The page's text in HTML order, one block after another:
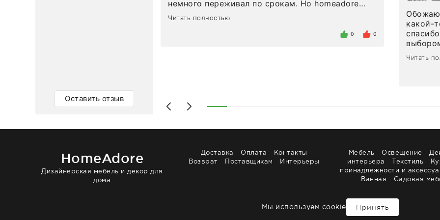
Оставить отзыв
немного переживал по срокам. Но homeadore
привезли ровно в определенное в договоре
время, без задержеки. Отдельно хочу отметить
Выглядит в интерьере ровно так, как хотел. Ещё
раз - большая благодарность сотрудникам
Читать полностью
0 0
Обожаю
какой-
Читать
HomeAdore
Дизайнерская мебель и декор для
дома
Доставка Оплата
Контакты
Возврат
Поставщикам Интерьеры
Мебель Освещение
интерьера
Текстиль
принадлежности и
Ванная
Садовая
Мы используем cookie Принять